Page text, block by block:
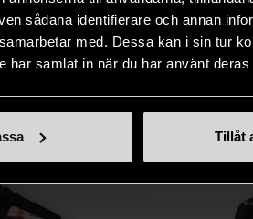
sådana identifierare och annan
med. Dessa kan i sin tur
har samlat in när du har använt deras
Tillåt
och ge
produkter.
unika och
inte finns i
om denna